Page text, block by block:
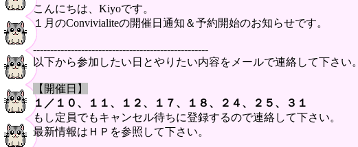
こんにちは、Kiyoです。
１月のConvivialiteの開催日通知＆予約開始のお知らせです。
---------------------------------------------------
以下から参加したい日とやりたい内容をメールで連絡して下さい。
【開催日】
１／１０、１１、１２、１７、１８、２４、２５、３１
もし定員でもキャンセル待ちに登録するので連絡して下さい。
最新情報はＨＰを参照して下さい。